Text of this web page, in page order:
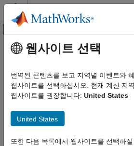
콘텐츠로 바로 가기
오프캔버스 탐색 메뉴
리소스
상태
주요 콘텐츠
웹사이트 선택
번역된 콘텐츠를 보고 지역별 이벤트와
웹사이트를 선택하십시오. 현재 계신 지
웹사이트를 권장합니다: United States
United States
또한 다음 목록에서 웹사이트를 선택하